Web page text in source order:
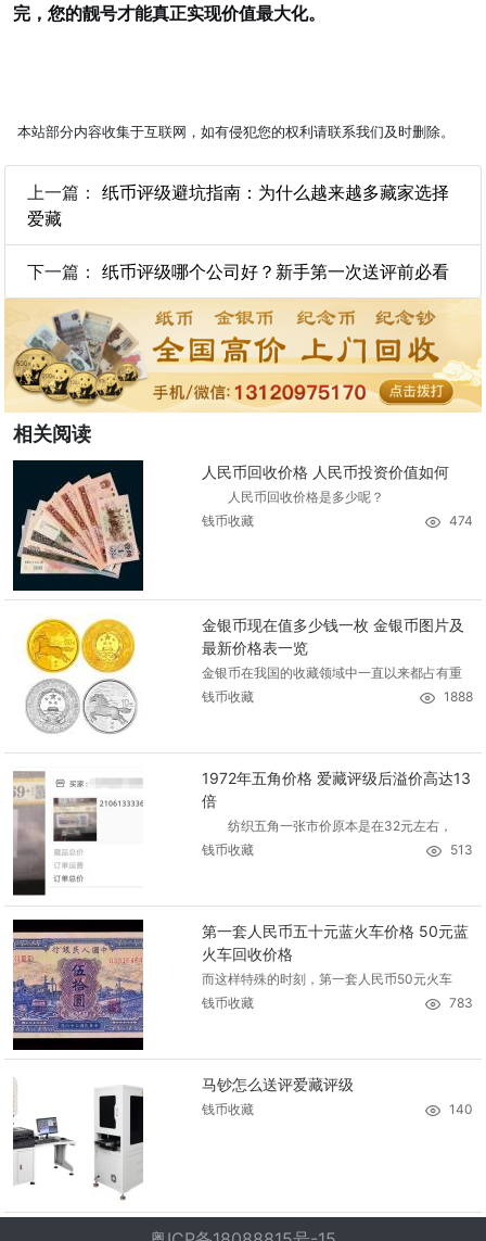
完，您的靓号才能真正实现价值最大化。
本站部分内容收集于互联网，如有侵犯您的权利请联系我们及时删除。
上一篇： 纸币评级避坑指南：为什么越来越多藏家选择
爱藏
下一篇： 纸币评级哪个公司好？新手第一次送评前必看
相关阅读
人民币回收价格 人民币投资价值如何
人民币回收价格是多少呢？
钱币收藏
474
金银币现在值多少钱一枚 金银币图片及
最新价格表一览
金银币在我国的收藏领域中一直以来都占有重
钱币收藏
1888
1972年五角价格 爱藏评级后溢价高达13
倍
纺织五角一张市价原本是在32元左右，
钱币收藏
513
第一套人民币五十元蓝火车价格 50元蓝
火车回收价格
而这样特殊的时刻，第一套人民币50元火车
钱币收藏
783
马钞怎么送评爱藏评级
钱币收藏 140